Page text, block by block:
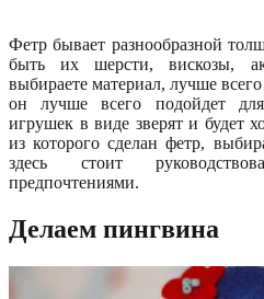
Фетр бывает разнообразной
быть их шерсти, вискозы,
выбираете материал, лучше
он лучше всего подойдет для
игрушек в виде зверят и будет
из которого сделан фетр,
здесь стоит
предпочтениями.
Делаем пингвина